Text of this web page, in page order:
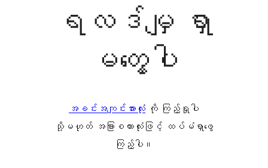
ရလဒ်မျှ ရှာ
မတွေ့ပါ
အခင်းအကျင်းအားလုံး ကို ကြည့်ရှုပါ
သို့မဟုတ် အခြားစကားလုံးဖြင့် ထပ်မံရှာဖွေ
ကြည့်ပါ။